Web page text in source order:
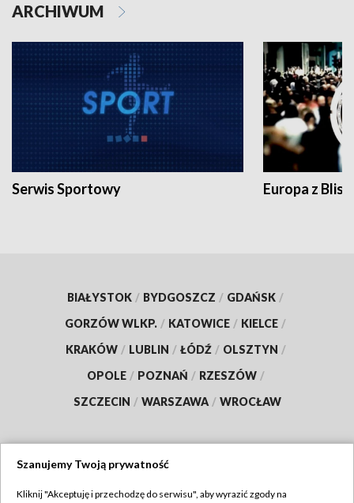
ARCHIWUM
Serwis Sportowy Europa z
BIAŁYSTOK / BYDGOSZCZ / GDAŃSK /
GORZÓW WLKP. / KATOWICE / KIELCE /
KRAKÓW / LUBLIN / ŁÓDŹ / OLSZTYN /
OPOLE / POZNAŃ / RZESZÓW /
SZCZECIN / WARSZAWA / WROCŁAW
Szanujemy Twoją prywatność
Kliknij "Akceptuję i przechodzę do serwisu", aby wyrazić zgody na